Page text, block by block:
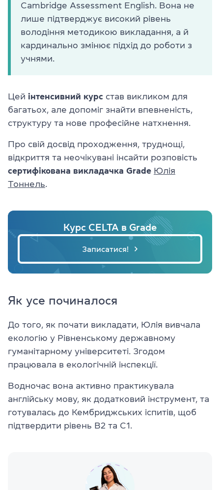
Cambridge Assessment English. Вона не
лише підтверджує високий рівень
володіння методикою викладання, а й
кардинально змінює підхід до роботи з
учнями.
Цей інтенсивний курс став викликом для
багатьох, але допоміг знайти впевненість,
структуру та нове професійне натхнення.
Про свій досвід проходження, труднощі,
відкриття та неочікувані інсайти розповість
сертифікована викладачка Grade Юлія
Тоннель
Курс CELTA в Grade
Записатися!
Як усе починалося
До того, як почати викладати, Юлія вивчала
екологію у Рівненському державному
гуманітарному університеті. Згодом
працювала в екологічній інспекції.
Водночас вона активно практикувала
англійську мову, як додатковий інструмент, та
готувалась до Кембриджських іспитів, щоб
підтвердити рівень B2 та C1.